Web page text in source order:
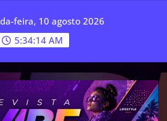
feira, 10 agosto 2026
5:34:17 AM